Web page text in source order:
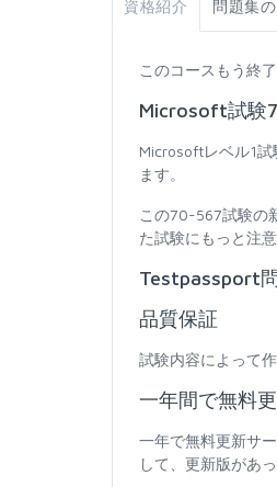
資格紹介 問題集
このコースもう終
Microsoft試験
Microsoftレベル1
ます。
この70-567試験の
た試験にもっと注
Testpassport
品質保証
試験内容によって
一年間で無料
一年で無料更新サ
して、更新版があ